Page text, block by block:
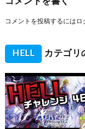
コメントを投稿するには ロ
HELL カテゴリ